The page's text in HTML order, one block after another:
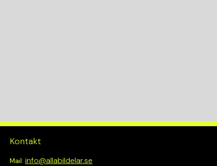
Kontakt
Mail: info@allabildelar.se